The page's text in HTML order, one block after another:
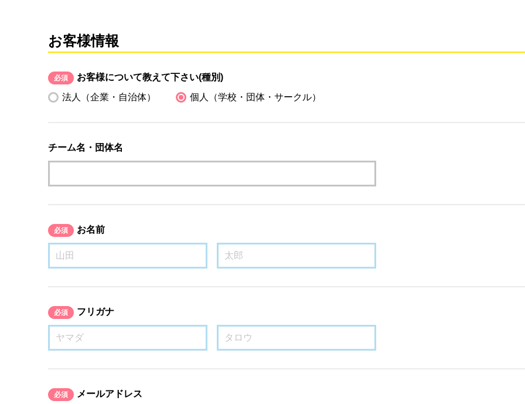
お客様情報
必須
お客様について教えて下さい(種別)
法人（企業・自治体）
個人（学校・団体・サークル）
チーム名・団体名
必須 お名前
必須 フリガナ
必須 メールアドレス